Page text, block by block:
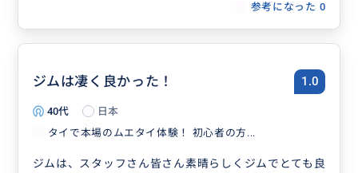
参考になった 0
ジムは凄く良かった！ 1.0
40代
日本
タイで本場のムエタイ体験！ 初心者の方...
ジムは、スタッフさん皆さん素晴らしくジムでとても良